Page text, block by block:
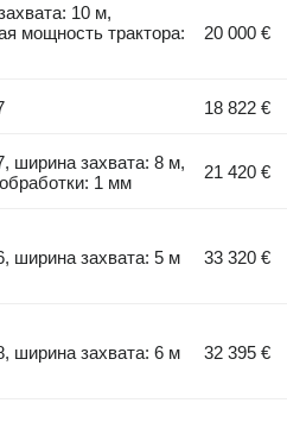
10 м,
мощность трактора:
20 000 €
18 822 €
ширина захвата: 8 м,
1 мм
21 420 €
ширина захвата: 5 м 33 320 €
ширина захвата: 6 м 32 395 €